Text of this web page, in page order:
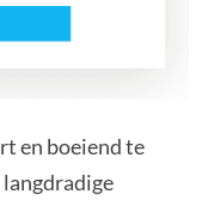
en boeiend te